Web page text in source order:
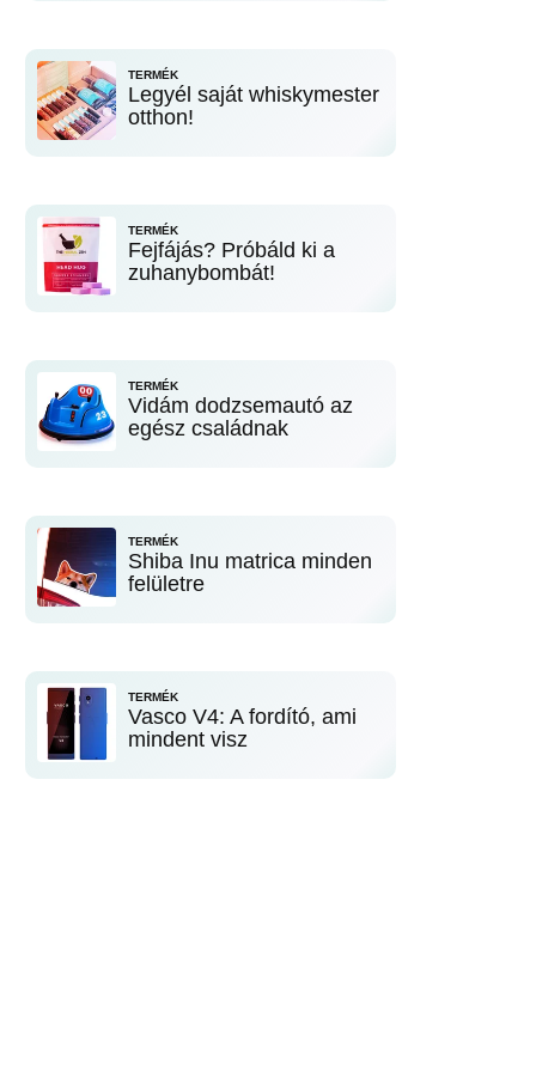
TERMÉK
Legyél saját whiskymester
otthon!
TERMÉK
Fejfájás? Próbáld ki a
zuhanybombát!
TERMÉK
Vidám dodzsemautó az
egész családnak
TERMÉK
Shiba Inu matrica minden
felületre
TERMÉK
Vasco V4: A fordító, ami
mindent visz